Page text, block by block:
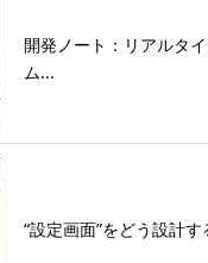
開発ノート：リアルタ
ム...
“設定画面”をどう設計